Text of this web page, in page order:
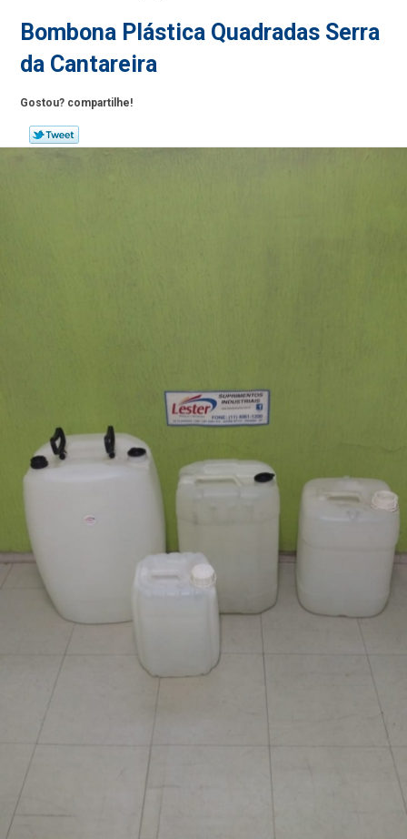
Bombona Plástica Quadradas Serra
da Cantareira
Gostou? compartilhe!